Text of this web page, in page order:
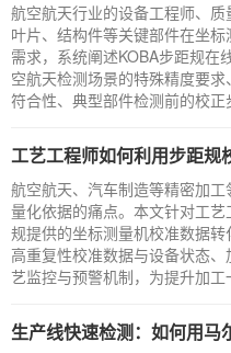
航空航天行业的设备工程师、
叶片、结构件等关键部件在坐
需求，系统阐述KOBA步距规在
空航天检测场景的特殊精度要
符合性、典型部件检测前的校正
工艺工程师如何利用步距规校准数据
航空航天、汽车制造等精密加
量化依据的痛点。本文针对工
规提供的坐标测量机校准数据
高重复性校准数据与设备状态
艺监控与预警机制，为提升加
生产线快速检测：如何用马尔M400在30秒内完成